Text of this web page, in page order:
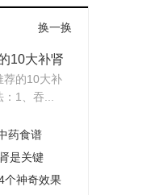
换一换
10大补肾
荐的10大补
1、吞...
药食谱
是关键
个神奇效果